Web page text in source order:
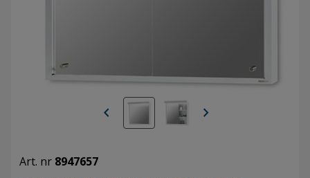
chevron_left chevron_right
Art. nr 8947657